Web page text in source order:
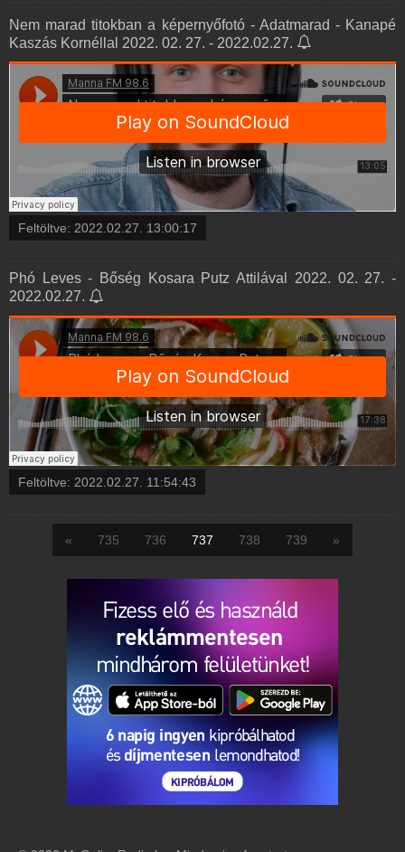
Nem marad titokban a képernyőfotó - Adatmarad - Kanapé
Kaszás Kornéllal 2022. 02. 27. - 2022.02.27.
Feltöltve: 2022.02.27. 13:00:17
Phó Leves - Bőség Kosara Putz Attilával 2022. 02. 27. -
2022.02.27.
Feltöltve: 2022.02.27. 11:54:43
« 735 736 737 738 739 »